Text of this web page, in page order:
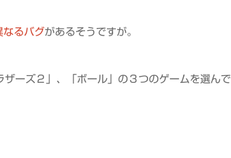
なるバグがあるそうですが。
ーズ２」、「ボール」の３つのゲームを選んで